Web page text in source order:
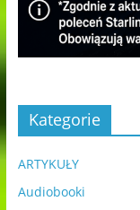
Kategorie
ARTYKUŁY
Audiobooki